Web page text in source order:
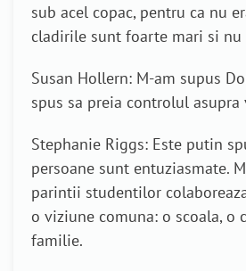
sub acel copac, pentru ca nu
cladirile sunt foarte mari si nu
Susan Hollern: M-am supus
spus sa preia controlul
Stephanie Riggs: Este putin
persoane sunt entuziasmate.
parintii studentilor
o viziune comuna: o scoala, o
familie.